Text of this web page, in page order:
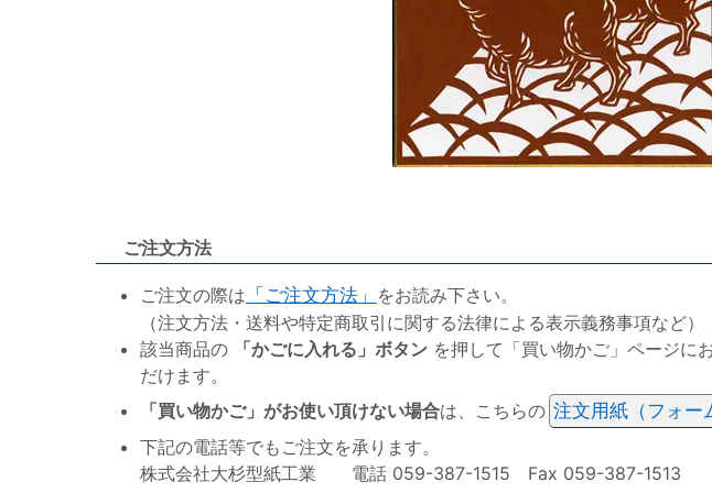
ご注文方法
ご注文の際は 「ご注文方法」 をお読み下さい。
（注文方法・送料や特定商取引に関する法律による表示義務事項など）
該当商品の
「かごに入れる」ボタン を押して「買い物かご」ページに
だけます。
「買い物かご」がお使い頂けない場合は、こちらの 注文用紙（フォー
下記の電話等でもご注文を承ります。
株式会社大杉型紙工業 電話 059-387-1515 Fax 059-387-1513